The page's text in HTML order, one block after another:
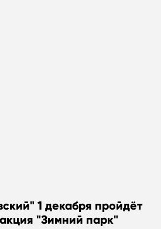
1 декабря пройдёт
"Зимний парк"